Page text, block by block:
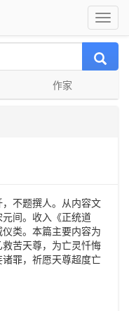
作家
不题撰人。从内容文
间。收入《正统道
类。本篇主要内容为
苦天尊，为亡灵忏悔
罪，祈愿天尊超度亡